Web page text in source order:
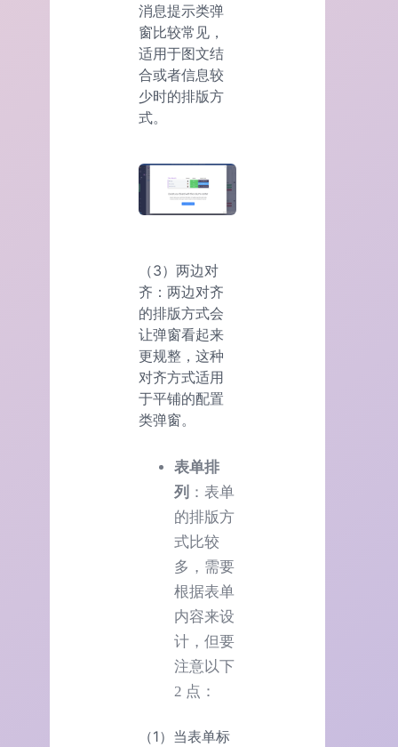
消息提示类弹
窗比较常见，
适用于图文结
合或者信息较
少时的排版方
式。
（3）两边对
齐：两边对齐
的排版方式会
让弹窗看起来
更规整，这种
对齐方式适用
于平铺的配置
类弹窗。
表单排
列 ：表单
的排版方
式比较
多，需要
根据表单
内容来设
计，但要
注意以下
2 点：
（1）当表单标